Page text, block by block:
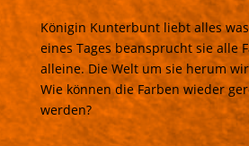
Königin Kunterbunt liebt alles
eines Tages beansprucht sie alle
alleine. Die Welt um sie herum
Wie können die Farben wieder
werden?